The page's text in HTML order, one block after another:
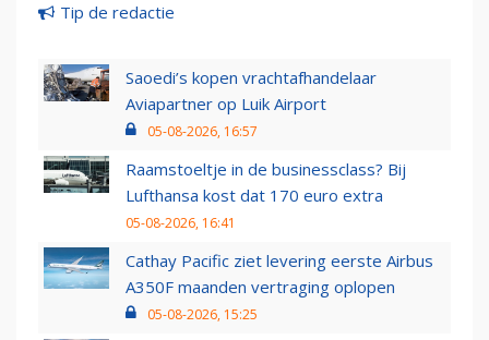
Tip de redactie
Saoedi’s kopen vrachtafhandelaar
Aviapartner op Luik Airport
05-08-2026, 16:57
Raamstoeltje in de businessclass? Bij
Lufthansa kost dat 170 euro extra
05-08-2026, 16:41
Cathay Pacific ziet levering eerste Airbus
A350F maanden vertraging oplopen
05-08-2026, 15:25